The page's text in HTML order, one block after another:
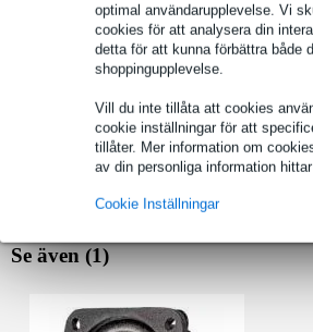
optimal användarupplevelse. Vi
cookies för att analysera din
detta för att kunna förbättra både
shoppingupplevelse.
Vill du inte tillåta att cookies
cookie inställningar för att
tillåter. Mer information om
av din personliga information
Cookie Inställningar
Produktinformation
RMS-effekt: 8 W
Toppeffekt: 15 W
nominell Z-impedans: 8 ohm
Fullständiga specifikationer
Se även (1)